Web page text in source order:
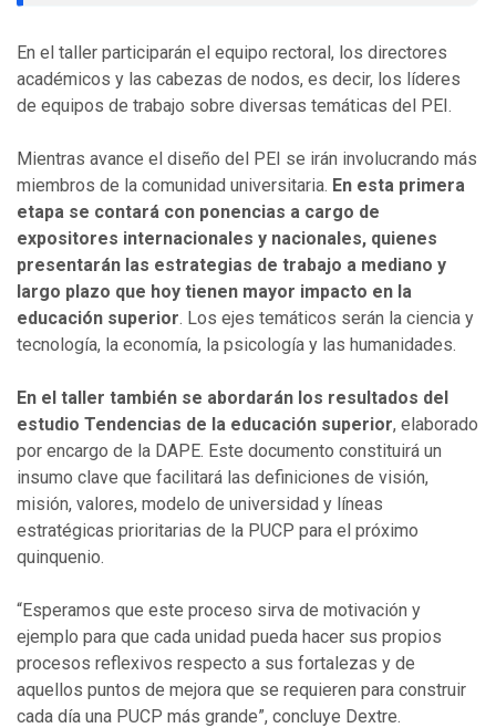
En el taller participarán el equipo rectoral, los directores
académicos y las cabezas de nodos, es decir, los líderes
de equipos de trabajo sobre diversas temáticas del PEI.
Mientras avance el diseño del PEI se irán involucrando más
miembros de la comunidad universitaria. En esta primera
etapa se contará con ponencias a cargo de
expositores internacionales y nacionales, quienes
presentarán las estrategias de trabajo a mediano y
largo plazo que hoy tienen mayor impacto en la
educación superior. Los ejes temáticos serán la ciencia y
tecnología, la economía, la psicología y las humanidades.
En el taller también se abordarán los resultados del
estudio Tendencias de la educación superior, elaborado
por encargo de la DAPE. Este documento constituirá un
insumo clave que facilitará las definiciones de visión,
misión, valores, modelo de universidad y líneas
estratégicas prioritarias de la PUCP para el próximo
quinquenio.
“Esperamos que este proceso sirva de motivación y
ejemplo para que cada unidad pueda hacer sus propios
procesos reflexivos respecto a sus fortalezas y de
aquellos puntos de mejora que se requieren para construir
cada día una PUCP más grande”, concluye Dextre.